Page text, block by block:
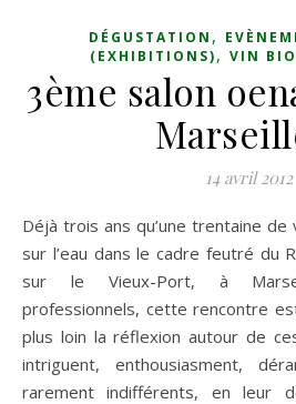
DÉGUSTATION ,
(EXHIBITIONS), VIN
3ème salon
14 avril 2012
Déjà trois ans qu’une trentaine de vignerons aborde le vin
sur l’eau dans le cadre feutré du
sur le Vieux-Port, à
professionnels, cette rencontre
plus loin la réflexion autour de
intriguent, enthousiasment,
rarement indifférents, en leur